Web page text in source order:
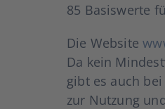
85 Basis­wer­te
Die Web­site
Da kein
gibt es auch
zur Nut­zung